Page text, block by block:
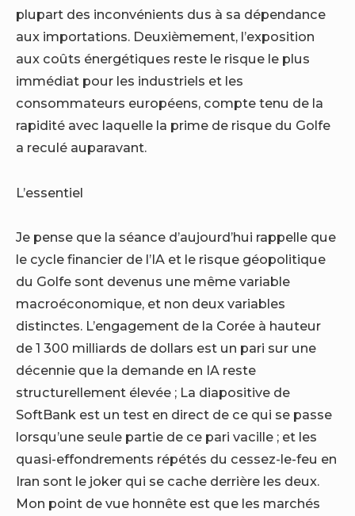
plupart des inconvénients dus à sa dépendance
aux importations. Deuxièmement, l’exposition
aux coûts énergétiques reste le risque le plus
immédiat pour les industriels et les
consommateurs européens, compte tenu de la
rapidité avec laquelle la prime de risque du Golfe
a reculé auparavant.
L’essentiel
Je pense que la séance d’aujourd’hui rappelle que
le cycle financier de l’IA et le risque géopolitique
du Golfe sont devenus une même variable
macroéconomique, et non deux variables
distinctes. L’engagement de la Corée à hauteur
de 1 300 milliards de dollars est un pari sur une
décennie que la demande en IA reste
structurellement élevée ; La diapositive de
SoftBank est un test en direct de ce qui se passe
lorsqu’une seule partie de ce pari vacille ; et les
quasi-effondrements répétés du cessez-le-feu en
Iran sont le joker qui se cache derrière les deux.
Mon point de vue honnête est que les marchés